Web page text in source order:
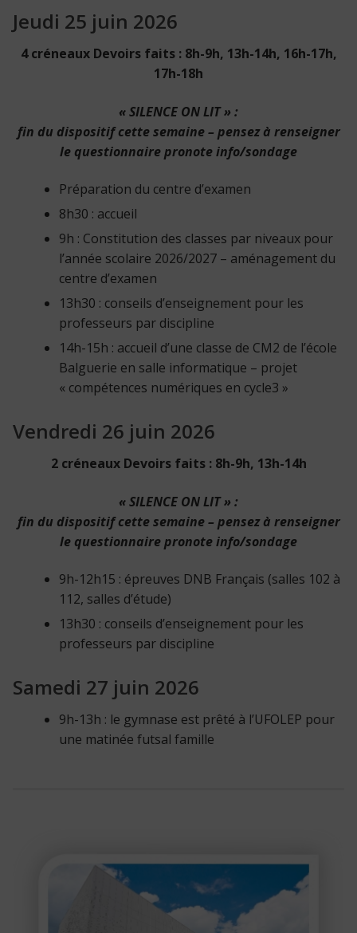
Jeudi 25 juin 2026
4 créneaux Devoirs faits : 8h-9h, 13h-14h, 16h-17h,
17h-18h
« SILENCE ON LIT » :
fin du dispositif cette semaine – pensez à renseigner
le questionnaire pronote info/sondage
Préparation du centre d’examen
8h30 : accueil
9h : Constitution des classes par niveaux pour
l’année scolaire 2026/2027 – aménagement du
centre d’examen
13h30 : conseils d’enseignement pour les
professeurs par discipline
14h-15h : accueil d’une classe de CM2 de l’école
Balguerie en salle informatique – projet
« compétences numériques en cycle3 »
Vendredi 26 juin 2026
2 créneaux Devoirs faits : 8h-9h, 13h-14h
« SILENCE ON LIT » :
fin du dispositif cette semaine – pensez à renseigner
le questionnaire pronote info/sondage
9h-12h15 : épreuves DNB Français (salles 102 à
112, salles d’étude)
13h30 : conseils d’enseignement pour les
professeurs par discipline
Samedi 27 juin 2026
9h-13h : le gymnase est prêté à l’UFOLEP pour
une matinée futsal famille